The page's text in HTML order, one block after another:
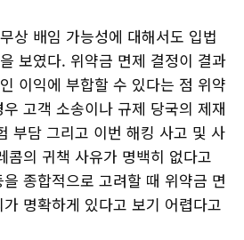
상 배임 가능성에 대해서도 입법
보였다. 위약금 면제 결정이 결과
이익에 부합할 수 있다는 점 위약
고객 소송이나 규제 당국의 제재
부담 그리고 이번 해킹 사고 및 사
콤의 귀책 사유가 명백히 없다고
종합적으로 고려할 때 위약금 면
명확하게 있다고 보기 어렵다고